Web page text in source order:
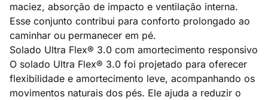
maciez, absorção de impacto e ventilação interna.
Esse conjunto contribui para conforto prolongado ao
caminhar ou permanecer em pé.
Solado Ultra Flex® 3.0 com amortecimento responsivo
O solado Ultra Flex® 3.0 foi projetado para oferecer
flexibilidade e amortecimento leve, acompanhando os
movimentos naturais dos pés. Ele ajuda a reduzir o